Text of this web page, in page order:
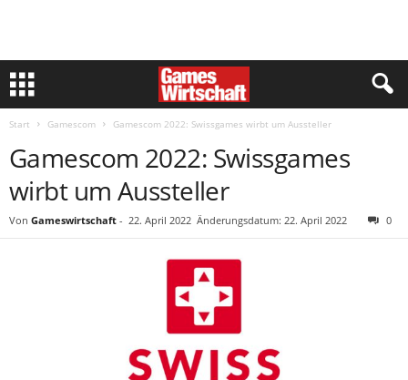
Start Gamescom Gamescom 2022: Swissgames wirbt um Aussteller
Gamescom 2022: Swissgames
wirbt um Aussteller
Von Gameswirtschaft - 22. April 2022 Änderungsdatum: 22. April 2022 0